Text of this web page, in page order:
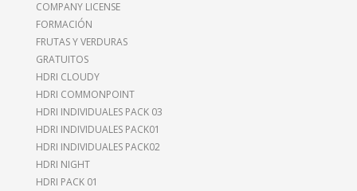
COMPANY LICENSE
FORMACIÓN
FRUTAS Y VERDURAS
GRATUITOS
HDRI CLOUDY
HDRI COMMONPOINT
HDRI INDIVIDUALES PACK 03
HDRI INDIVIDUALES PACK01
HDRI INDIVIDUALES PACK02
HDRI NIGHT
HDRI PACK 01